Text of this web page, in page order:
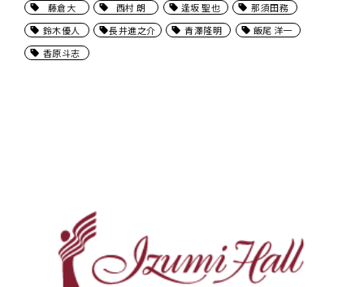
藤倉大
西村 朗 逢坂 聖也
那須田務
鈴木優人
長井進之介 青澤隆明
飯尾 洋一
香原斗志